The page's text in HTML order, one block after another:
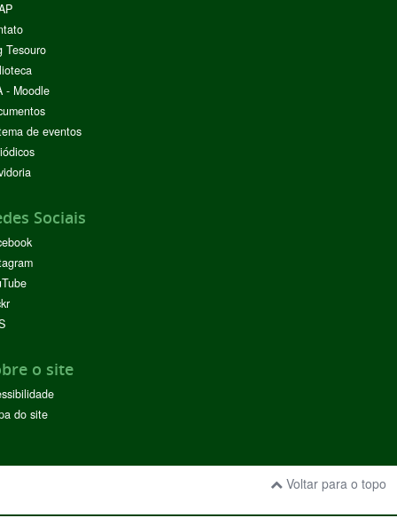
Tesouro
- Moodle
de eventos
Sociais
o site
do site
Voltar para o topo